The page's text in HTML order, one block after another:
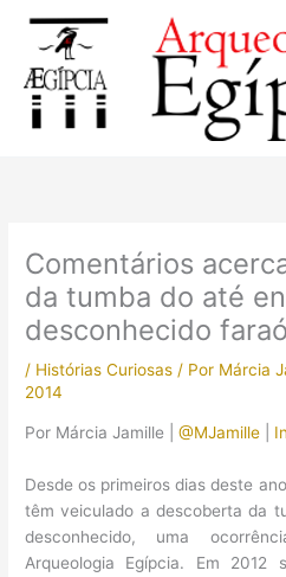
conteúdo
Comentários
da tumba do até
desconhecido
/ Histórias Curiosas / Por Márcia
2014
Por Márcia Jamille |@MJamille
Desde os primeiros dias deste
têm veiculado a descoberta da
desconhecido, uma
Arqueologia Egípcia. Em 2012